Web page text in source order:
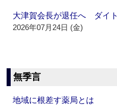
大津賀会長が退任へ ダイト
2026年07月24日 (金)
無季言
地域に根差す薬局とは